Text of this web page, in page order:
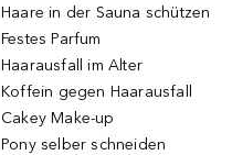
Haare in der Sauna schützen
Festes Parfum
Haarausfall im Alter
Koffein gegen Haarausfall
Cakey Make-up
Pony selber schneiden